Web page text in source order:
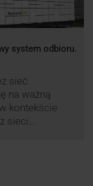
system odbioru.
sieć
na ważną
kontekście
sieci